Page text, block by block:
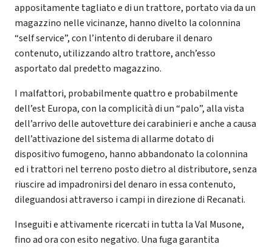
appositamente tagliato e di un trattore, portato via da un
magazzino nelle vicinanze, hanno divelto la colonnina
“self service”, con l’intento di derubare il denaro
contenuto, utilizzando altro trattore, anch’esso
asportato dal predetto magazzino.
I malfattori, probabilmente quattro e probabilmente
dell’est Europa, con la complicità di un “palo”, alla vista
dell’arrivo delle autovetture dei carabinieri e anche a causa
dell’attivazione del sistema di allarme dotato di
dispositivo fumogeno, hanno abbandonato la colonnina
ed i trattori nel terreno posto dietro al distributore, senza
riuscire ad impadronirsi del denaro in essa contenuto,
dileguandosi attraverso i campi in direzione di Recanati.
Inseguiti e attivamente ricercati in tutta la Val Musone,
fino ad ora con esito negativo. Una fuga garantita